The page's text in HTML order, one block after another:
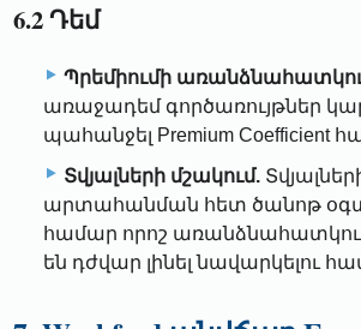
6.2 Դեմ
Պրեմիումի
առաջադեմ գործառույթներ
պահանջել Premium Coefficient
Տվյալների մշակում.
արտահանման հետ ծանոթ
համար որոշ
են դժվար լինել նավարկելու